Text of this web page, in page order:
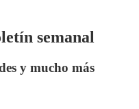
semanal
y mucho más